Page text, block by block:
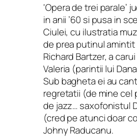
‘Opera de trei parale’
in anii ’60 si pusa in
Ciulei, cu ilustratia
de prea putinul
Richard Bartzer, a
Valeria (parintii lui
Sub bagheta ei au
regretatii (de mine cel
de jazz… saxofonistul
(cred pe atunci doar
Johny Raducanu.